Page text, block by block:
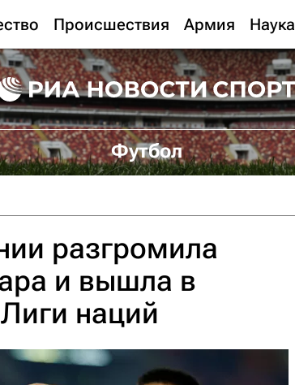
Происшествия Армия Наука
Футбол
разгромила
и вышла в
наций